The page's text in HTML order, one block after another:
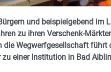
und beispielgebend im
zu ihren Verschenk-
die Wegwerfgesellschaft
einer Institution in Bad